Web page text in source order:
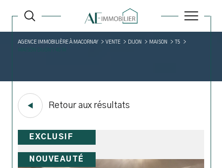
AGENCE IMMOBILIÈRE À MACORNAY VENTE DIJON MAISON
T5
Retour aux résultats
EXCLUSIF
NOUVEAUTÉ